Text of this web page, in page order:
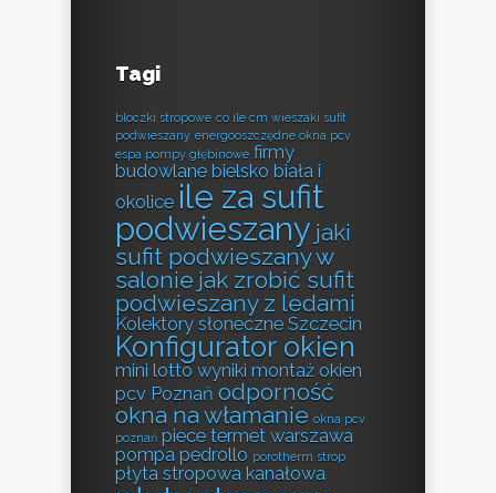
Tagi
bloczki stropowe co ile cm wieszaki sufit
podwieszany energooszczędne okna pcv
espa pompy głębinowe firmy
budowlane bielsko biała i
okolice ile za sufit
podwieszany jaki
sufit podwieszany w
salonie jak zrobić sufit
podwieszany z ledami
Kolektory słoneczne Szczecin
Konfigurator okien
mini lotto wyniki montaż okien
pcv Poznań odporność
okna na włamanie okna pcv
poznań piece termet warszawa
pompa pedrollo porotherm strop
płyta stropowa kanałowa